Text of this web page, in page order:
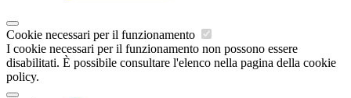
Cookie necessari per il funzionamento
I cookie necessari per il funzionamento non possono essere
disabilitati. È possibile consultare l'elenco nella pagina della cookie
policy.